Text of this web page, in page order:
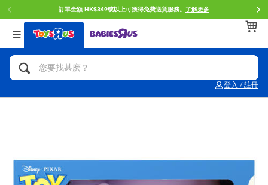
訂單金額 HK$349或以上可獲得免費送貨服務。 了解更多
登入 / 註冊
返回
分類目錄
人氣英雄,角色扮演,射擊玩具
玩具車,貨車,火車及遙控系列
返回
品牌
Brunch Brother 早午餐兄弟
Mini Brands
返回
年齢
0~2歳
8~11歳